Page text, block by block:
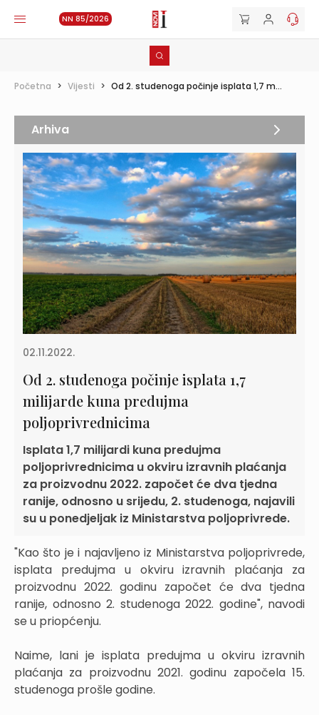
NN 85/2026
Početna > Vijesti > Od 2. studenoga počinje isplata 1,7 m...
02.11.2022.
Od 2. studenoga počinje isplata 1,7
milijarde kuna predujma
poljoprivrednicima
Isplata 1,7 milijardi kuna predujma
poljoprivrednicima u okviru izravnih plaćanja
za proizvodnu 2022. započet će dva tjedna
ranije, odnosno u srijedu, 2. studenoga, najavili
su u ponedjeljak iz Ministarstva poljoprivrede.
"Kao što je i najavljeno iz Ministarstva poljoprivrede,
isplata predujma u okviru izravnih plaćanja za
proizvodnu 2022. godinu započet će dva tjedna
ranije, odnosno 2. studenoga 2022. godine", navodi
se u priopćenju.
Naime, lani je isplata predujma u okviru izravnih
plaćanja za proizvodnu 2021. godinu započela 15.
studenoga prošle godine.
Arhiva